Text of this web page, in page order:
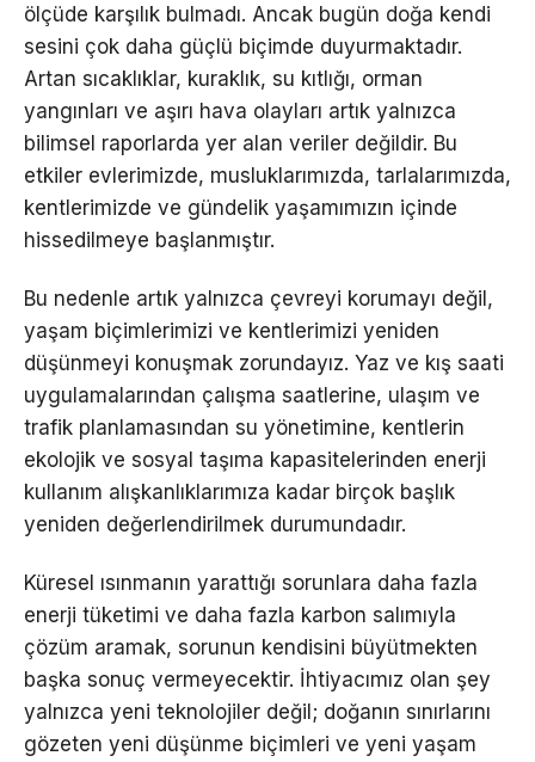
ölçüde karşılık bulmadı. Ancak bugün doğa kendi
sesini çok daha güçlü biçimde duyurmaktadır.
Artan sıcaklıklar, kuraklık, su kıtlığı, orman
yangınları ve aşırı hava olayları artık yalnızca
bilimsel raporlarda yer alan veriler değildir. Bu
etkiler evlerimizde, musluklarımızda, tarlalarımızda,
kentlerimizde ve gündelik yaşamımızın içinde
hissedilmeye başlanmıştır.
Bu nedenle artık yalnızca çevreyi korumayı değil,
yaşam biçimlerimizi ve kentlerimizi yeniden
düşünmeyi konuşmak zorundayız. Yaz ve kış saati
uygulamalarından çalışma saatlerine, ulaşım ve
trafik planlamasından su yönetimine, kentlerin
ekolojik ve sosyal taşıma kapasitelerinden enerji
kullanım alışkanlıklarımıza kadar birçok başlık
yeniden değerlendirilmek durumundadır.
Küresel ısınmanın yarattığı sorunlara daha fazla
enerji tüketimi ve daha fazla karbon salımıyla
çözüm aramak, sorunun kendisini büyütmekten
başka sonuç vermeyecektir. İhtiyacımız olan şey
yalnızca yeni teknolojiler değil; doğanın sınırlarını
gözeten yeni düşünme biçimleri ve yeni yaşam